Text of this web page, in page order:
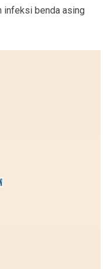
infeksi benda asing